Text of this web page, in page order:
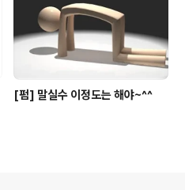
[펌] 말실수 이정도는 해야~^^